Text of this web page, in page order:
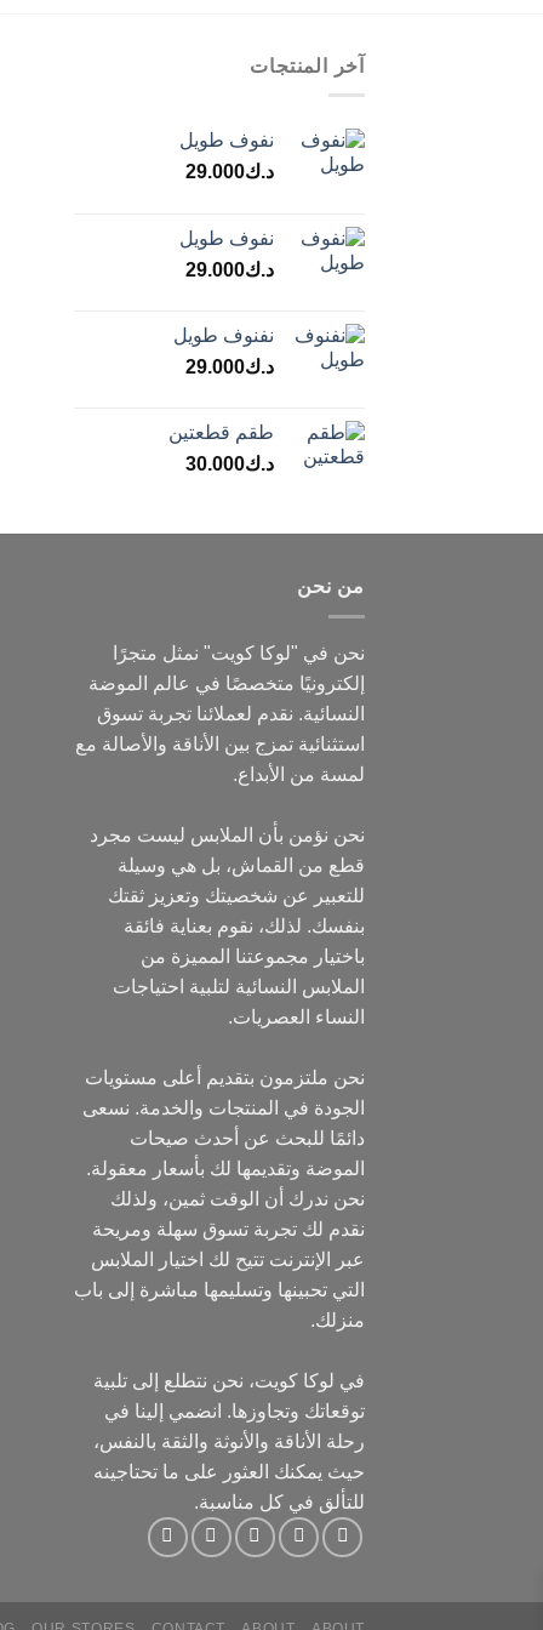
آخر المنتجات
نفوف طويل
د.ك29.000
نفوف طويل
د.ك29.000
نفنوف طويل
د.ك29.000
طقم قطعتين
د.ك30.000
من نحن
نحن في "لوكا كويت" نمثل متجرًا
إلكترونيًا متخصصًا في عالم الموضة
النسائية. نقدم لعملائنا تجربة تسوق
استثنائية تمزج بين الأناقة والأصالة مع
لمسة من الأبداع.
نحن نؤمن بأن الملابس ليست مجرد
قطع من القماش، بل هي وسيلة
للتعبير عن شخصيتك وتعزيز ثقتك
بنفسك. لذلك، نقوم بعناية فائقة
باختيار مجموعتنا المميزة من
الملابس النسائية لتلبية احتياجات
النساء العصريات.
نحن ملتزمون بتقديم أعلى مستويات
الجودة في المنتجات والخدمة. نسعى
دائمًا للبحث عن أحدث صيحات
الموضة وتقديمها لك بأسعار معقولة.
نحن ندرك أن الوقت ثمين، ولذلك
نقدم لك تجربة تسوق سهلة ومريحة
عبر الإنترنت تتيح لك اختيار الملابس
التي تحبينها وتسليمها مباشرة إلى باب
منزلك.
في لوكا كويت، نحن نتطلع إلى تلبية
توقعاتك وتجاوزها. انضمي إلينا في
رحلة الأناقة والأنوثة والثقة بالنفس،
حيث يمكنك العثور على ما تحتاجينه
للتألق في كل مناسبة.